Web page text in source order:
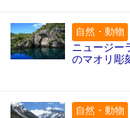
自然・動物
ニュージー
のマオリ彫
自然・動物